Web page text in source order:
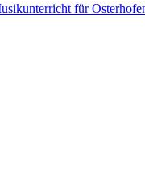
für